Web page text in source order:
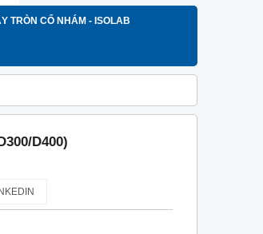
TRÒN CỔ NHÁM - ISOLAB
D400)